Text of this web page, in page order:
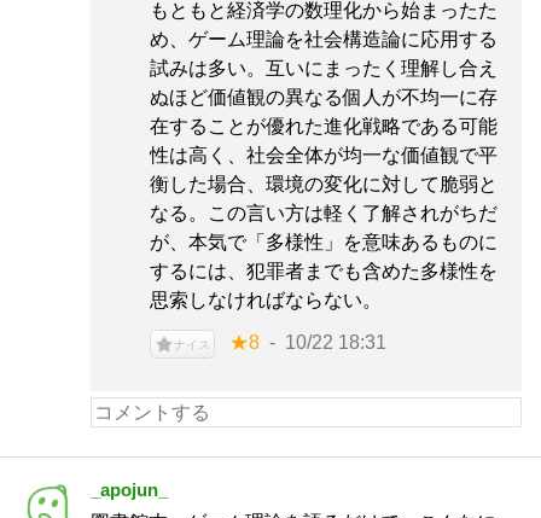
もともと経済学の数理化から始まったた
め、ゲーム理論を社会構造論に応用する
試みは多い。互いにまったく理解し合え
ぬほど価値観の異なる個人が不均一に存
在することが優れた進化戦略である可能
性は高く、社会全体が均一な価値観で平
衡した場合、環境の変化に対して脆弱と
なる。この言い方は軽く了解されがちだ
が、本気で「多様性」を意味あるものに
するには、犯罪者までも含めた多様性を
思索しなければならない。
ナイス ★8 10/22 18:31
_apojun_